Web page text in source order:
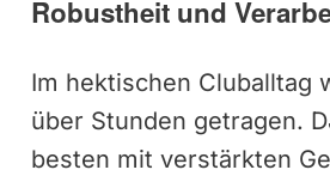
Robustheit und
Im hektischen Cluballtag
über Stunden getragen.
besten mit verstärkten